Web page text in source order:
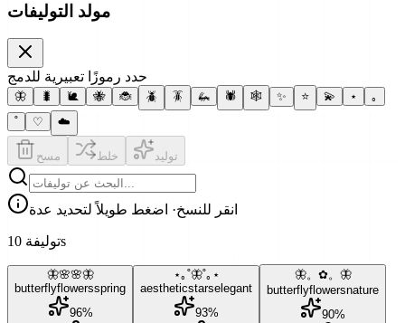
مولد التوليفات
حدد رموزًا تعبيرية للدمج
🦋 🐛 🐌 🐝 🐞 🪲 🪳 🦗 🕷 🕸 ✨ ⭐ 💫 ⋆
｡
˚
♡ ☁️
مسح خلط توليد
انقر للنسخ· اضغط طويلاً لتحديد عدة
10 توليفةs
🦋🌸🌸🦋
butterflyflowersspring
96%
⋆｡˚🦋˚｡⋆
aestheticstarselegant
93%
🦋。✿。🦋
butterflyflowersnature
90%